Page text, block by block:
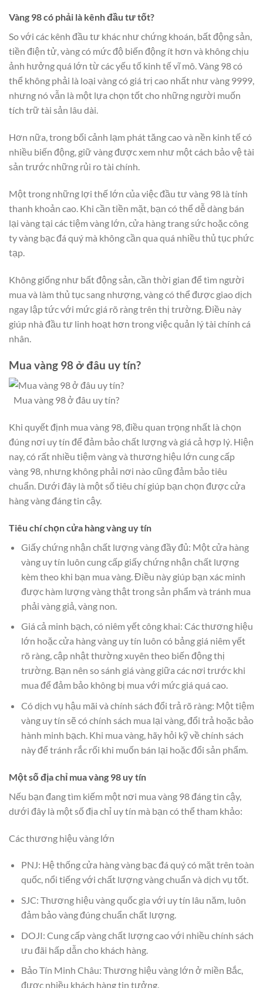
Vàng 98 có phải là kênh đầu tư tốt?
So với các kênh đầu tư khác như chứng khoán, bất động sản,
tiền điện tử, vàng có mức độ biến động ít hơn và không chịu
ảnh hưởng quá lớn từ các yếu tố kinh tế vĩ mô. Vàng 98 có
thể không phải là loại vàng có giá trị cao nhất như vàng 9999,
nhưng nó vẫn là một lựa chọn tốt cho những người muốn
tích trữ tài sản lâu dài.
Hơn nữa, trong bối cảnh lạm phát tăng cao và nền kinh tế có
nhiều biến động, giữ vàng được xem như một cách bảo vệ tài
sản trước những rủi ro tài chính.
Một trong những lợi thế lớn của việc đầu tư vàng 98 là tính
thanh khoản cao. Khi cần tiền mặt, bạn có thể dễ dàng bán
lại vàng tại các tiệm vàng lớn, cửa hàng trang sức hoặc công
ty vàng bạc đá quý mà không cần qua quá nhiều thủ tục phức
tạp.
Không giống như bất động sản, cần thời gian để tìm người
mua và làm thủ tục sang nhượng, vàng có thể được giao dịch
ngay lập tức với mức giá rõ ràng trên thị trường. Điều này
giúp nhà đầu tư linh hoạt hơn trong việc quản lý tài chính cá
nhân.
Mua vàng 98 ở đâu uy tín?
Mua vàng 98 ở đâu uy tín?
Khi quyết định mua vàng 98, điều quan trọng nhất là chọn
đúng nơi uy tín để đảm bảo chất lượng và giá cả hợp lý. Hiện
nay, có rất nhiều tiệm vàng và thương hiệu lớn cung cấp
vàng 98, nhưng không phải nơi nào cũng đảm bảo tiêu
chuẩn. Dưới đây là một số tiêu chí giúp bạn chọn được cửa
hàng vàng đáng tin cậy.
Tiêu chí chọn cửa hàng vàng uy tín
Giấy chứng nhận chất lượng vàng đầy đủ: Một cửa hàng
vàng uy tín luôn cung cấp giấy chứng nhận chất lượng
kèm theo khi bạn mua vàng. Điều này giúp bạn xác minh
được hàm lượng vàng thật trong sản phẩm và tránh mua
phải vàng giả, vàng non.
Giá cả minh bạch, có niêm yết công khai: Các thương hiệu
lớn hoặc cửa hàng vàng uy tín luôn có bảng giá niêm yết
rõ ràng, cập nhật thường xuyên theo biến động thị
trường. Bạn nên so sánh giá vàng giữa các nơi trước khi
mua để đảm bảo không bị mua với mức giá quá cao.
Có dịch vụ hậu mãi và chính sách đổi trả rõ ràng: Một tiệm
vàng uy tín sẽ có chính sách mua lại vàng, đổi trả hoặc bảo
hành minh bạch. Khi mua vàng, hãy hỏi kỹ về chính sách
này để tránh rắc rối khi muốn bán lại hoặc đổi sản phẩm.
Một số địa chỉ mua vàng 98 uy tín
Nếu bạn đang tìm kiếm một nơi mua vàng 98 đáng tin cậy,
dưới đây là một số địa chỉ uy tín mà bạn có thể tham khảo:
Các thương hiệu vàng lớn
PNJ: Hệ thống cửa hàng vàng bạc đá quý có mặt trên toàn
quốc, nổi tiếng với chất lượng vàng chuẩn và dịch vụ tốt.
SJC: Thương hiệu vàng quốc gia với uy tín lâu năm, luôn
đảm bảo vàng đúng chuẩn chất lượng.
DOJI: Cung cấp vàng chất lượng cao với nhiều chính sách
ưu đãi hấp dẫn cho khách hàng.
Bảo Tín Minh Châu: Thương hiệu vàng lớn ở miền Bắc,
được nhiều khách hàng tin tưởng.